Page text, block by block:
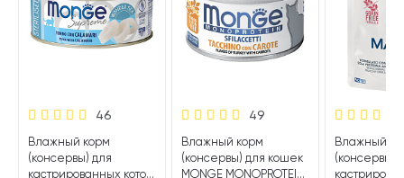
46
Влажный корм
(консервы) для
кастрированных котов
49
Влажный корм
(консервы) для кошек
MONGE MONOPROTEIN
Влажный
(консервы)